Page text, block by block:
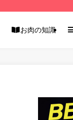
お肉の知識